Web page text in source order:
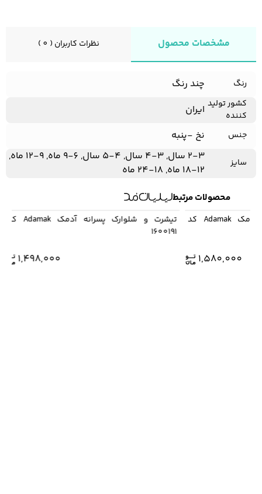
مشخصات محصول نظرات کاربران ( 0 )
رنگ چند رنگ
کشور تولید
کننده
ایران
جنس نخ -پنبه
سایز
2-3 سال, 3-4 سال, 4-5 سال, 6-9 ماه, 9-12 ماه,
12-18 ماه, 18-24 ماه
محصولات مرتبط
تیشرت و شلوارک پسرانه آدمک Adamak کد
1,580,000
تیشرت و شلوارک پسرانه آدمک Adamak کد
1600191
1,498,000